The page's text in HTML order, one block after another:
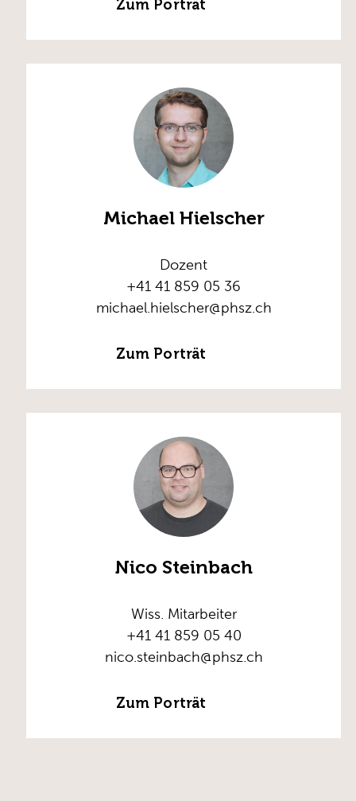
Zum Porträt
Michael Hielscher
Dozent
+41 41 859 05 36
michael.hielscher@phsz.ch
Zum Porträt
Nico Steinbach
Wiss. Mitarbeiter
+41 41 859 05 40
nico.steinbach@phsz.ch
Zum Porträt